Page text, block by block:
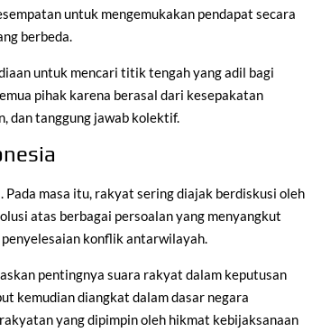
untuk mengemukakan pendapat secara
berbeda.
untuk mencari titik tengah yang adil bagi
pihak karena berasal dari kesepakatan
dan tanggung jawab kolektif.
masa itu, rakyat sering diajak berdiskusi oleh
atas berbagai persoalan yang menyangkut
penyelesaian konflik antarwilayah.
pentingnya suara rakyat dalam keputusan
kemudian diangkat dalam dasar negara
yang dipimpin oleh hikmat kebijaksanaan